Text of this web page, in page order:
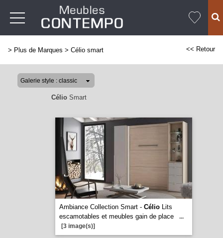
> Plus de Marques > Célio smart << Retour
CélioSmart
Ambiance Collection Smart - CélioLits
escamotables et meubles gain de place
...
[3 image(s)]